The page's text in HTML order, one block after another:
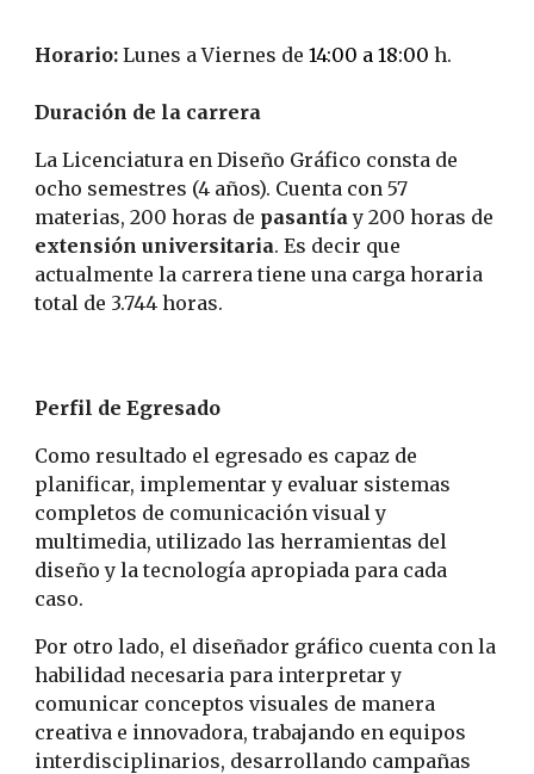
Horario: Lunes a Viernes de14:00 a18:00 h.
Duración de la carrera
La Licenciatura en Diseño Gráfico consta de
ocho semestres (4 años). Cuenta con 57
materias, 200 horas de pasantía y 200 horas de
extensión universitaria. Es decir que
actualmente la carrera tiene una carga horaria
total de 3.744 horas.
Perfil de Egresado
Como resultado el egresado es capaz de
planificar, implementar y evaluar sistemas
completos de comunicación visual y
multimedia, utilizado las herramientas del
diseño y la tecnología apropiada para cada
caso.
Por otro lado, el diseñador gráfico cuenta con la
habilidad necesaria para interpretar y
comunicar conceptos visuales de manera
creativa e innovadora, trabajando en equipos
interdisciplinarios, desarrollando campañas